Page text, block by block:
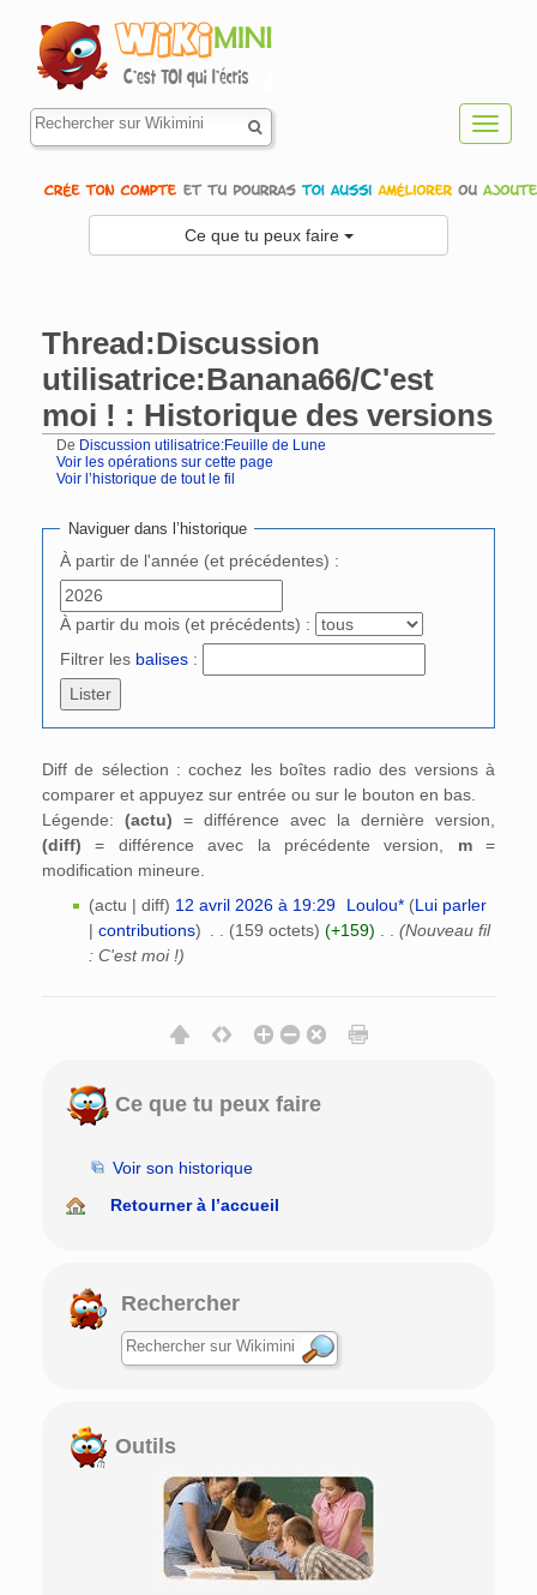
Ce que tu peux faire
Thread:Discussion
utilisatrice:Banana66/C'est
moi ! : Historique des versions
De Discussion utilisatrice:Feuille de Lune
Voir les opérations sur cette page
Voir l’historique de tout le fil
Naviguer dans l’historique
À partir de l'année (et précédentes) :
À partir du mois (et précédents) :
Filtrer les balises :
Diff de sélection : cochez les boîtes radio des versions à
comparer et appuyez sur entrée ou sur le bouton en bas.
Légende: (actu) = différence avec la dernière version,
(diff) = différence avec la précédente version, m=
modification mineure.
(actu | diff) 12 avril 2026 à 19:29‎ Loulou* (Lui parler
| contributions) (159 octets) (+159)
(Nouveau fil
: C'est moi !)
Ce que tu peux faire
Voir son historique
Retourner à l’accueil
Rechercher
Outils